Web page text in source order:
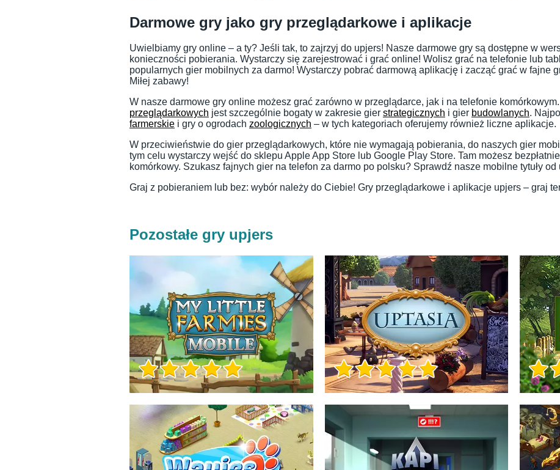
Informacje o grze Informacje o grze
Darmowe gry jako gry przeglądarkowe i aplikacje
Uwielbiamy gry online – a ty? Jeśli tak, to zajrzyj do upjers! Nasze darmowe gry są dostępne w
konieczności pobierania. Wystarczy się zarejestrować i grać online! Wolisz grać na telefonie lub
popularnych gier mobilnych za darmo! Wystarczy pobrać darmową aplikację i zacząć grać w fajne
Miłej zabawy!
W nasze darmowe gry online możesz grać zarówno w przeglądarce, jak i na telefonie
przeglądarkowych jest szczególnie bogaty w zakresie gier strategicznych i gier budowlanych.
farmerskie i gry o ogrodach zoologicznych – w tych kategoriach oferujemy również liczne aplikacje.
W przeciwieństwie do gier przeglądarkowych, które nie wymagają pobierania, do naszych gier
tym celu wystarczy wejść do sklepu Apple App Store lub Google Play Store. Tam możesz
komórkowy. Szukasz fajnych gier na telefon za darmo po polsku? Sprawdź nasze mobilne tytuły od
Graj z pobieraniem lub bez: wybór należy do Ciebie! Gry przeglądarkowe i aplikacje upjers – graj
Pozostałe gry upjers